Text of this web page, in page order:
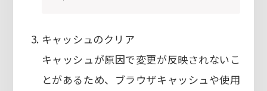
キャッシュのクリア
キャッシュが原因で変更が反映されないこ
とがあるため、ブラウザキャッシュや使用